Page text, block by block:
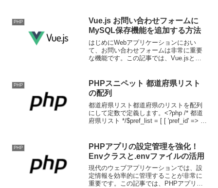
PHP
Vue.js お問い合わせフォームに
MySQL保存機能を追加する方法
はじめにWebアプリケーションにおい
て、お問い合わせフォームは非常に重要
な機能です。この記事では、Vue.jsと
追加する方法を詳しく解説します。1. デ
ータベースの...
PHP
PHPスニペット 都道府県リスト
の配列
都道府県リスト都道府県のリストを配列
にして定数で定義します。<?php /* 都道
府県リスト */$pref_list = [ [ 'pref_id' => 1,
PHP
PHPアプリの設定管理を強化！
Envクラスと.envファイルの活用
現代のウェブアプリケーションでは、設
定情報を効率的に管理することが非常に
重要です。この記事では、PHPアプリケ